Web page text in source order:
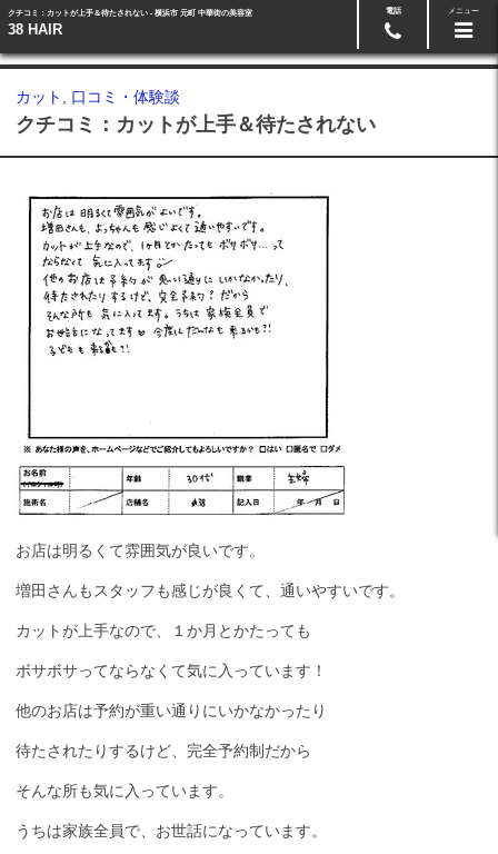
クチコミ：カットが上手＆待たされない - 横浜市 元町 中華街の美容室
38 HAIR
電話 メニュー
カット 口コミ・体験談
クチコミ：カットが上手＆待たされない
お店は明るくて雰囲気が良いです。
増田さんもスタッフも感じが良くて、通いやすいです。
カットが上手なので、１か月とかたっても
ボサボサってならなくて気に入っています！
他のお店は予約が重い通りにいかなかったり
待たされたりするけど、完全予約制だから
そんな所も気に入っています。
うちは家族全員で、お世話になっています。
045-662-3808